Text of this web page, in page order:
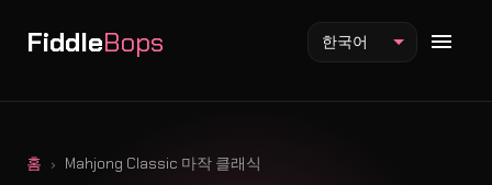
FiddleBops 한국어
홈 Mahjong Classic 마작 클래식